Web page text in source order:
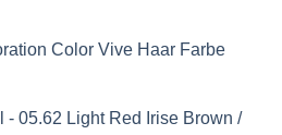
Color Vive Haar Farbe
- 05.62 Light Red Irise Brown /